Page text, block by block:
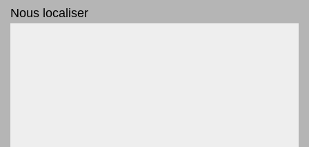
Nous localiser